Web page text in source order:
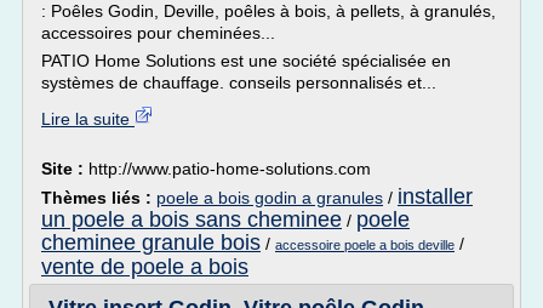
: Poêles Godin, Deville, poêles à bois, à pellets, à granulés,
accessoires pour cheminées...
PATIO Home Solutions est une société spécialisée en
systèmes de chauffage. conseils personnalisés et...
Lire la suite
Site : http://www.patio-home-solutions.com
Thèmes liés : poele a bois godin a granules / installer
un poele a bois sans cheminee / poele
cheminee granule bois / accessoire poele a bois deville /
vente de poele a bois